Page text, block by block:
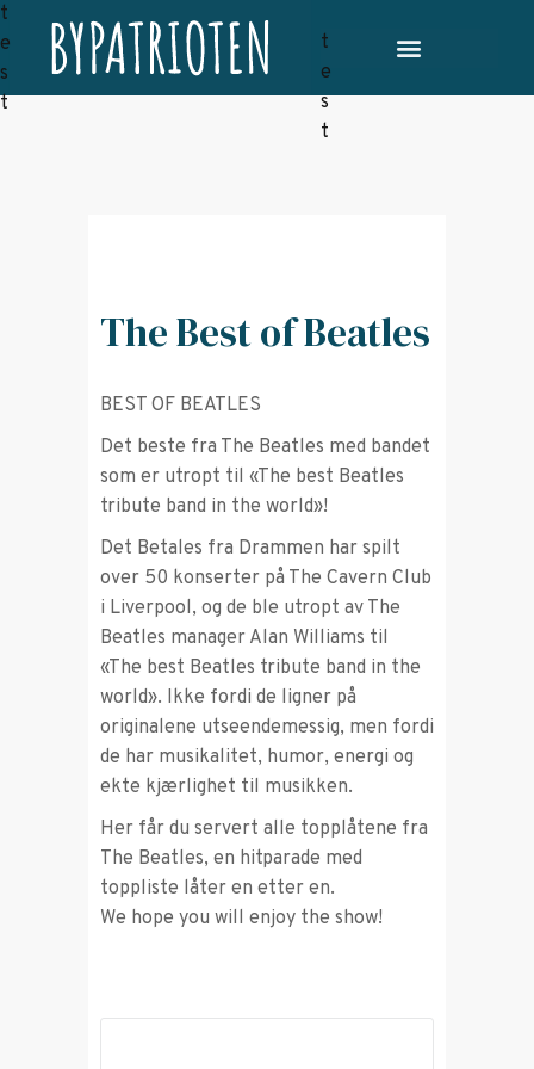
The Best of Beatles
BEST OF BEATLES
Det beste fra The Beatles med bandet
som er utropt til «The best Beatles
tribute band in the world»!
Det Betales fra Drammen har spilt
over 50 konserter på The Cavern Club
i Liverpool, og de ble utropt av The
Beatles manager Alan Williams til
«The best Beatles tribute band in the
world». Ikke fordi de ligner på
originalene utseendemessig, men fordi
de har musikalitet, humor, energi og
ekte kjærlighet til musikken.
Her får du servert alle topplåtene fra
The Beatles, en hitparade med
toppliste låter en etter en.
We hope you will enjoy the show!